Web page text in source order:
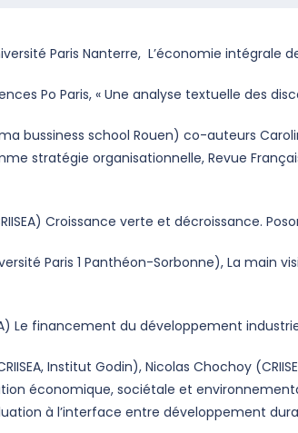
Paris Nanterre, L’économie intégrale
Po Paris, « Une analyse textuelle des
bussiness school Rouen) co-auteurs
stratégie organisationnelle, Revue
Croissance verte et décroissance.
Paris 1 Panthéon-Sorbonne), La main
Le financement du développement
Institut Godin), Nicolas Chochoy
économique, sociétale et
à l’interface entre développement